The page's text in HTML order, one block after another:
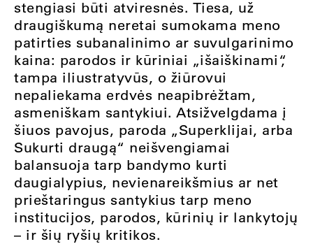
stengiasi būti atviresnės. Tiesa, už
draugiškumą neretai sumokama meno
patirties subanalinimo ar suvulgarinimo
kaina: parodos ir kūriniai „išaiškinami“,
tampa iliustratyvūs, o žiūrovui
nepaliekama erdvės neapibrėžtam,
asmeniškam santykiui. Atsižvelgdama į
šiuos pavojus, paroda „Superklijai, arba
Sukurti draugą“ neišvengiamai
balansuoja tarp bandymo kurti
daugialypius, nevienareikšmius ar net
prieštaringus santykius tarp meno
institucijos, parodos, kūrinių ir lankytojų
– ir šių ryšių kritikos.